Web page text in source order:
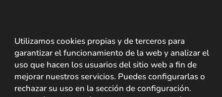
Contacta con nosotros
C/ Santa Cristina 2, 10195, Cáceres, España
+34 927 209 242 +34 608 825 237
info@mobbeel.com
Utilizamos cookies propias y de terceros para
garantizar el funcionamiento de la web y analizar el
uso que hacen los usuarios del sitio web a fin de
mejorar nuestros servicios. Puedes configurarlas o
rechazar su uso en la sección de configuración.